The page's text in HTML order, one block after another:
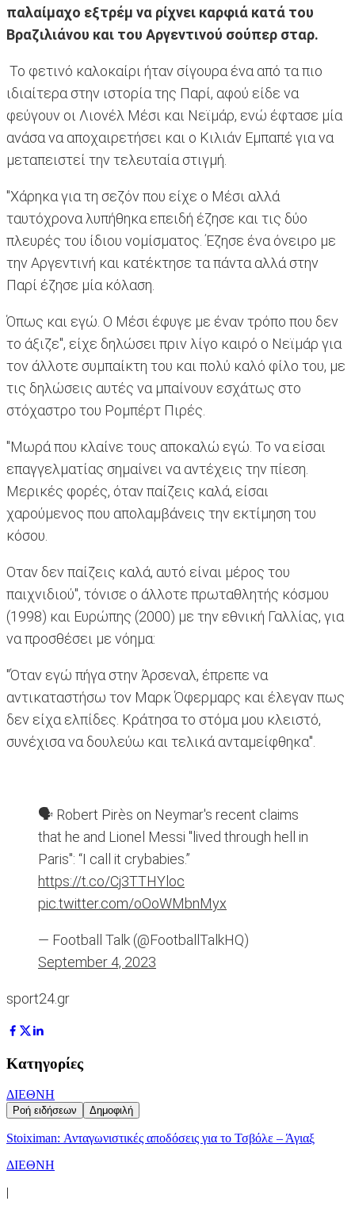
παλαίμαχο εξτρέμ να ρίχνει καρφιά κατά του
Βραζιλιάνου και του Αργεντινού σούπερ σταρ.
Το φετινό καλοκαίρι ήταν σίγουρα ένα από τα πιο
ιδιαίτερα στην ιστορία της Παρί, αφού είδε να
φεύγουν οι Λιονέλ Μέσι και Νεϊμάρ, ενώ έφτασε μία
ανάσα να αποχαιρετήσει και ο Κιλιάν Εμπαπέ για να
μεταπειστεί την τελευταία στιγμή.
"Χάρηκα για τη σεζόν που είχε ο Μέσι αλλά
ταυτόχρονα λυπήθηκα επειδή έζησε και τις δύο
πλευρές του ίδιου νομίσματος. Έζησε ένα όνειρο με
την Αργεντινή και κατέκτησε τα πάντα αλλά στην
Παρί έζησε μία κόλαση.
Όπως και εγώ. Ο Μέσι έφυγε με έναν τρόπο που δεν
το άξιζε", είχε δηλώσει πριν λίγο καιρό ο Νεϊμάρ για
τον άλλοτε συμπαίκτη του και πολύ καλό φίλο του, με
τις δηλώσεις αυτές να μπαίνουν εσχάτως στο
στόχαστρο του Ρομπέρτ Πιρές.
"Μωρά που κλαίνε τους αποκαλώ εγώ. Το να είσαι
επαγγελματίας σημαίνει να αντέχεις την πίεση.
Μερικές φορές, όταν παίζεις καλά, είσαι
χαρούμενος που απολαμβάνεις την εκτίμηση του
κόσου.
Οταν δεν παίζεις καλά, αυτό είναι μέρος του
παιχνιδιού", τόνισε ο άλλοτε πρωταθλητής κόσμου
(1998) και Ευρώπης (2000) με την εθνική Γαλλίας, για
να προσθέσει με νόημα:
"Όταν εγώ πήγα στην Άρσεναλ, έπρεπε να
αντικαταστήσω τον Μαρκ Όφερμαρς και έλεγαν πως
δεν είχα ελπίδες. Κράτησα το στόμα μου κλειστό,
συνέχισα να δουλεύω και τελικά ανταμείφθηκα".
🗣️ Robert Pirès on Neymar's recent claims
that he and Lionel Messi "lived through hell in
Paris": “I call it crybabies.”
https://t.co/Cj3TTHYloc
pic.twitter.com/oOoWMbnMyx
— Football Talk (@FootballTalkHQ)
September 4, 2023
sport24.gr
Κατηγορίες
ΔΙΕΘΝΗ
Ροή ειδήσεων Δημοφιλή
Stoiximan: Ανταγωνιστικές αποδόσεις για το Τσβόλε – Άγιαξ
ΔΙΕΘΝΗ
|